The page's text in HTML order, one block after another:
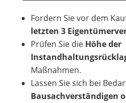
Fordern Sie vor dem
letzten 3
Prüfen Sie die Höhe der
Maßnahmen.
Lassen Sie sich bei
Bausachverständigen